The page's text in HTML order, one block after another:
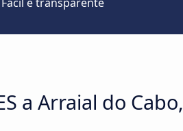
a Arraial do Cabo,